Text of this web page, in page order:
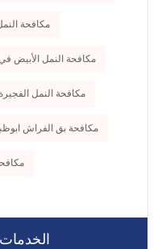
مكافحة
مكافحة النمل الأبيض
مكافحة النمل الفجيرة
مكافحة بق الفراش